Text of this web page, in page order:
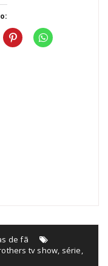
de fã
tv show, série,